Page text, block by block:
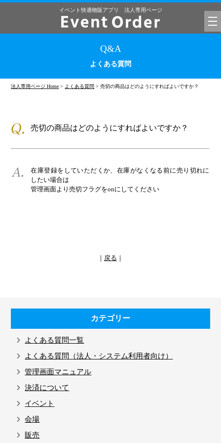
イベント快適物販アプリ 法人専用ページ
Q&A
よくある質問
法人専用ページ Home > よくある質問 > 売切の商品はどのようにすればよいですか？
売切の商品はどのようにすればよいですか？
在庫登録をしていただくか、在庫がなくなる前に売り切れに
したい場合は
管理画面より売切フラグをonにしてください
｜ 戻る ｜
カテゴリー
よくある質問一覧
よくある質問（法人・システム利用者向け）
管理画面マニュアル
決済について
イベント
会場
販売